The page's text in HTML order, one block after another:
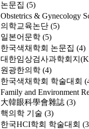
논문집 (5)
Obstetrics & Gynecology
의학교육논단 (5)
일본어문학 (5)
한국색채학회 논문집 (4)
대한임상검사과학회지
원광한의학 (4)
한국색채학회 학술대회
Family and Environment
大韓眼科學會雜誌 (3)
핵의학 기술 (3)
한국HCI학회 학술대회